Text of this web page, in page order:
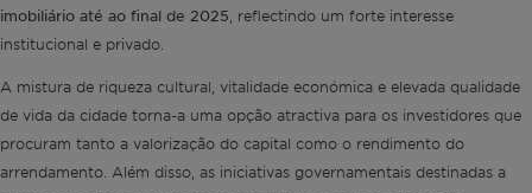
imobiliário até ao final de 2025 , reflectindo um forte interesse
institucional e privado.
A mistura de riqueza cultural, vitalidade económica e elevada qualidade
de vida da cidade torna-a uma opção atractiva para os investidores que
procuram tanto a valorização do capital como o rendimento do
arrendamento. Além disso, as iniciativas governamentais destinadas a